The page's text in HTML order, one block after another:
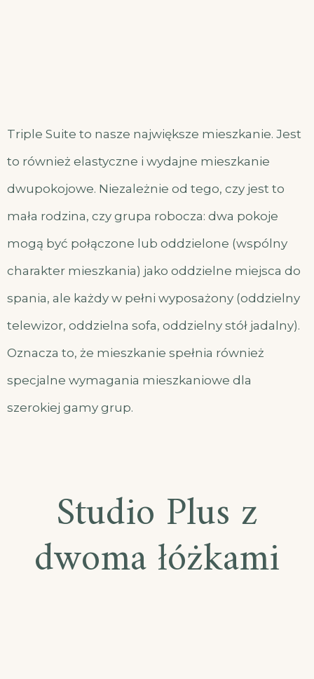
Triple Suite to nasze największe mieszkanie. Jest
to również elastyczne i wydajne mieszkanie
dwupokojowe. Niezależnie od tego, czy jest to
mała rodzina, czy grupa robocza: dwa pokoje
mogą być połączone lub oddzielone (wspólny
charakter mieszkania) jako oddzielne miejsca do
spania, ale każdy w pełni wyposażony (oddzielny
telewizor, oddzielna sofa, oddzielny stół jadalny).
Oznacza to, że mieszkanie spełnia również
specjalne wymagania mieszkaniowe dla
szerokiej gamy grup.
Studio Plus z
dwoma łóżkami